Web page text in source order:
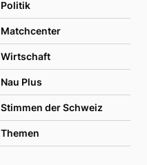
Politik
Matchcenter
Wirtschaft
Nau Plus
Stimmen der Schweiz
Themen